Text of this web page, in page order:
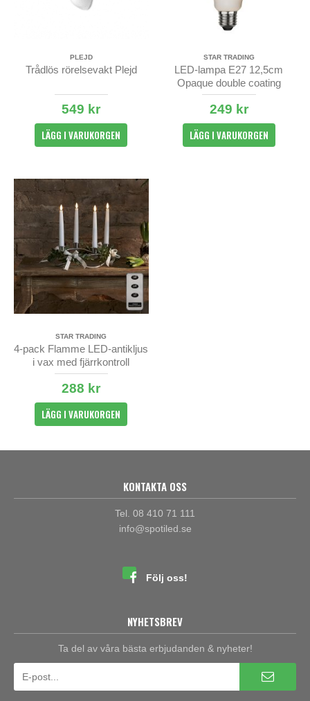
PLEJD
Trådlös rörelsevakt Plejd
549 kr
LÄGG I VARUKORGEN
STAR TRADING
LED-lampa E27 12,5cm
Opaque double coating
249 kr
LÄGG I VARUKORGEN
STAR TRADING
4-pack Flamme LED-antikljus
i vax med fjärrkontroll
288 kr
LÄGG I VARUKORGEN
KONTAKTA OSS
Tel. 08 410 71 111
info@spotiled.se
Följ oss!
NYHETSBREV
Ta del av våra bästa erbjudanden & nyheter!